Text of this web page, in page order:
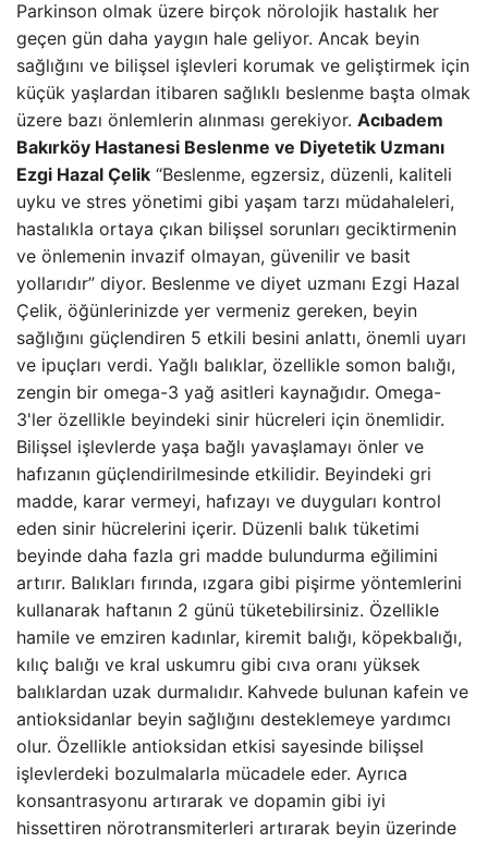
Parkinson olmak üzere birçok nörolojik hastalık her
geçen gün daha yaygın hale geliyor. Ancak beyin
sağlığını ve bilişsel işlevleri korumak ve geliştirmek için
küçük yaşlardan itibaren sağlıklı beslenme başta olmak
üzere bazı önlemlerin alınması gerekiyor. Acıbadem
Bakırköy Hastanesi Beslenme ve Diyetetik Uzmanı
Ezgi Hazal Çelik “Beslenme, egzersiz, düzenli, kaliteli
uyku ve stres yönetimi gibi yaşam tarzı müdahaleleri,
hastalıkla ortaya çıkan bilişsel sorunları geciktirmenin
ve önlemenin invazif olmayan, güvenilir ve basit
yollarıdır” diyor. Beslenme ve diyet uzmanı Ezgi Hazal
Çelik, öğünlerinizde yer vermeniz gereken, beyin
sağlığını güçlendiren 5 etkili besini anlattı, önemli uyarı
ve ipuçları verdi. Yağlı balıklar, özellikle somon balığı,
zengin bir omega-3 yağ asitleri kaynağıdır. Omega-
3'ler özellikle beyindeki sinir hücreleri için önemlidir.
Bilişsel işlevlerde yaşa bağlı yavaşlamayı önler ve
hafızanın güçlendirilmesinde etkilidir. Beyindeki gri
madde, karar vermeyi, hafızayı ve duyguları kontrol
eden sinir hücrelerini içerir. Düzenli balık tüketimi
beyinde daha fazla gri madde bulundurma eğilimini
artırır. Balıkları fırında, ızgara gibi pişirme yöntemlerini
kullanarak haftanın 2 günü tüketebilirsiniz. Özellikle
hamile ve emziren kadınlar, kiremit balığı, köpekbalığı,
kılıç balığı ve kral uskumru gibi cıva oranı yüksek
balıklardan uzak durmalıdır. Kahvede bulunan kafein ve
antioksidanlar beyin sağlığını desteklemeye yardımcı
olur. Özellikle antioksidan etkisi sayesinde bilişsel
işlevlerdeki bozulmalarla mücadele eder. Ayrıca
konsantrasyonu artırarak ve dopamin gibi iyi
hissettiren nörotransmiterleri artırarak beyin üzerinde